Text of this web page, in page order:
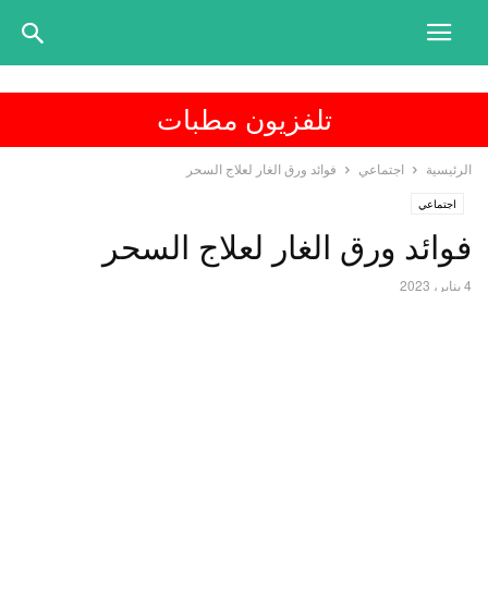
تلفزيون مطبات
الرئيسية اجتماعي فوائد ورق الغار لعلاج السحر
اجتماعي
فوائد ورق الغار لعلاج السحر
4 يناير، 2023